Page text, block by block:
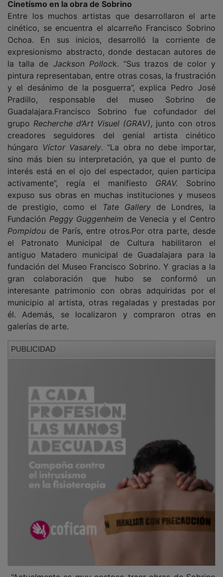
Entre los muchos artistas que desarrollaron el arte
cinético, se encuentra el alcarreño Francisco Sobrino
Ochoa. En sus inicios, desarrolló la corriente de
expresionismo abstracto, donde destacan autores de
la talla deJackson Pollock. “Sus trazos de color y
pintura representaban, entre otras cosas, la frustración
y el desánimo de la posguerra”, explica Pedro José
Pradillo, responsable del museo Sobrino de
Guadalajara.Francisco Sobrino fue cofundador del
grupoRecherche d’Art Visuel (GRAV)
, junto con otros
creadores seguidores del genial artista cinético
húngaroVíctor Vasarely
. “La obra no debe importar,
sino más bien su interpretación, ya que el punto de
interés está en el ojo del espectador, quien participa
activamente”, regía el manifiesto GRAV. Sobrino
expuso sus obras en muchas instituciones y museos
de prestigio, como elTate Galleryde Londres, la
FundaciónPeggy Guggenheim
de Venecia y el Centro
Pompidoude París, entre otros.Por otra parte, desde
el Patronato Municipal de Cultura habilitaron el
antiguo Matadero municipal de Guadalajara para la
fundación del Museo Francisco Sobrino. Y gracias a la
gran colaboración que hubo se conformó un
interesante patrimonio con obras adquiridas por el
municipio al artista, otras regaladas y prestadas por
él. Además, se localizaron y compraron otras en
galerías de arte.